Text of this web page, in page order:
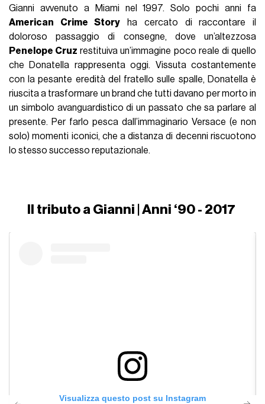
Gianni avvenuto a Miami nel 1997. Solo pochi anni fa
American Crime Story ha cercato di raccontare il
doloroso passaggio di consegne, dove un’altezzosa
Penelope Cruz restituiva un’immagine poco reale di quello
che Donatella rappresenta oggi. Vissuta costantemente
con la pesante eredità del fratello sulle spalle, Donatella è
riuscita a trasformare un brand che tutti davano per morto in
un simbolo avanguardistico di un passato che sa parlare al
presente. Per farlo pesca dall’immaginario Versace (e non
solo) momenti iconici, che a distanza di decenni riscuotono
lo stesso successo reputazionale.
Il tributo a Gianni | Anni ‘90 - 2017
Visualizza questo post su Instagram